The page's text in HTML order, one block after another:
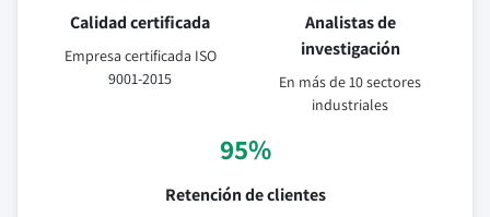
Calidad certificada
Empresa certificada ISO
9001-2015
Analistas de
investigación
En más de 10 sectores
industriales
95%
Retención de clientes